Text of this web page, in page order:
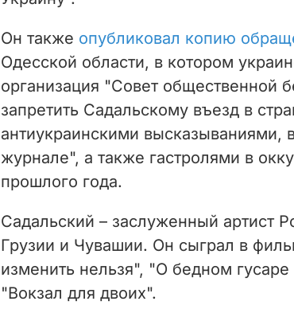
o
Он также опубликовал копию
Одесской области, в котором
организация "Совет общественной
запретить Садальскому въезд в
антиукраинскими высказываниями,
журнале", а также гастролями в
прошлого года.
Садальский – заслуженный артист
Грузии и Чувашии. Он сыграл в
изменить нельзя", "О бедном
"Вокзал для двоих".